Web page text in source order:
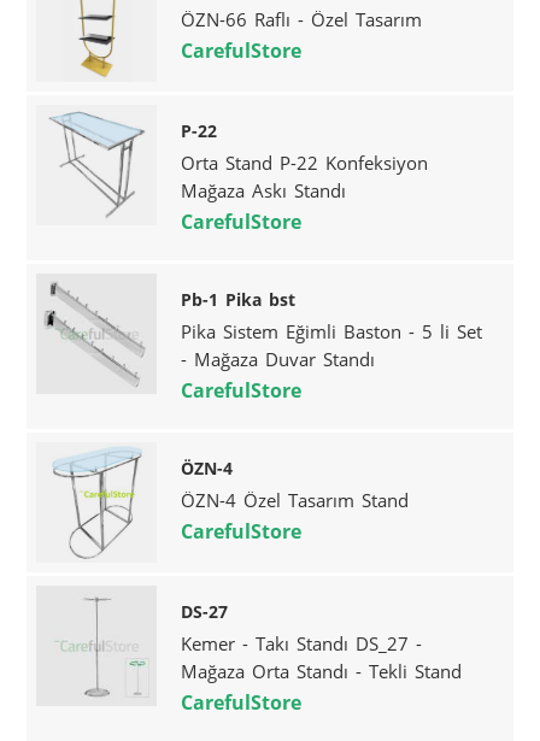
ÖZN-66 Raflı - Özel Tasarım
CarefulStore
P-22
Orta Stand P-22 Konfeksiyon
Mağaza Askı Standı
CarefulStore
Pb-1 Pika bst
Pika Sistem Eğimli Baston - 5 li Set
- Mağaza Duvar Standı
CarefulStore
ÖZN-4
ÖZN-4 Özel Tasarım Stand
CarefulStore
DS-27
Kemer - Takı Standı DS_27 -
Mağaza Orta Standı - Tekli Stand
CarefulStore